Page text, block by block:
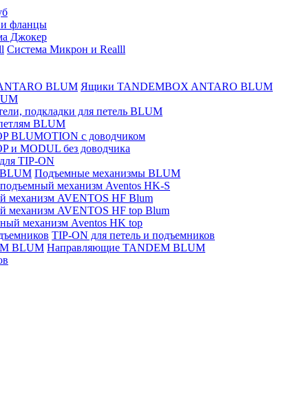
фланцы
Джокер
Система Микрон и Realll
Ящики TANDEMBOX ANTARO BLUM
подкладки для петель BLUM
BLUM
BLUMOTION с доводчиком
и MODUL без доводчика
TIP-ON
Подъемные механизмы BLUM
механизм Aventos HK-S
механизм AVENTOS HF Blum
механизм AVENTOS HF top Blum
механизм Aventos HK top
TIP-ON для петель и подъемников
Направляющие TANDEM BLUM